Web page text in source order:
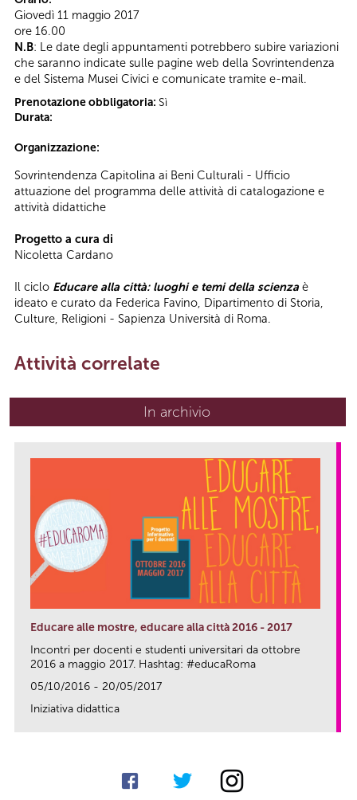
Giovedì 11 maggio 2017
ore 16.00
N.B: Le date degli appuntamenti potrebbero subire variazioni
che saranno indicate sulle pagine web della Sovrintendenza
e del Sistema Musei Civici e comunicate tramite e-mail.
Prenotazione obbligatoria: Sì
Durata:
Organizzazione:
Sovrintendenza Capitolina ai Beni Culturali - Ufficio
attuazione del programma delle attività di catalogazione e
attività didattiche
Progetto a cura di
Nicoletta Cardano
Il ciclo Educare alla città: luoghi e temi della scienza è
ideato e curato da Federica Favino, Dipartimento di Storia,
Culture, Religioni - Sapienza Università di Roma.
Attività correlate
In archivio
Educare alle mostre, educare alla città 2016 - 2017
Incontri per docenti e studenti universitari da ottobre
2016 a maggio 2017. Hashtag: #educaRoma
05/10/2016 - 20/05/2017
Iniziativa didattica